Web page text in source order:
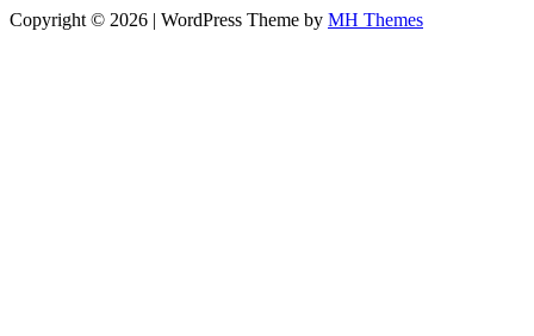
Copyright © 2026 | WordPress Theme by MH Themes